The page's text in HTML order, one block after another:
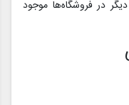
در فروشگاه‌ها موجود